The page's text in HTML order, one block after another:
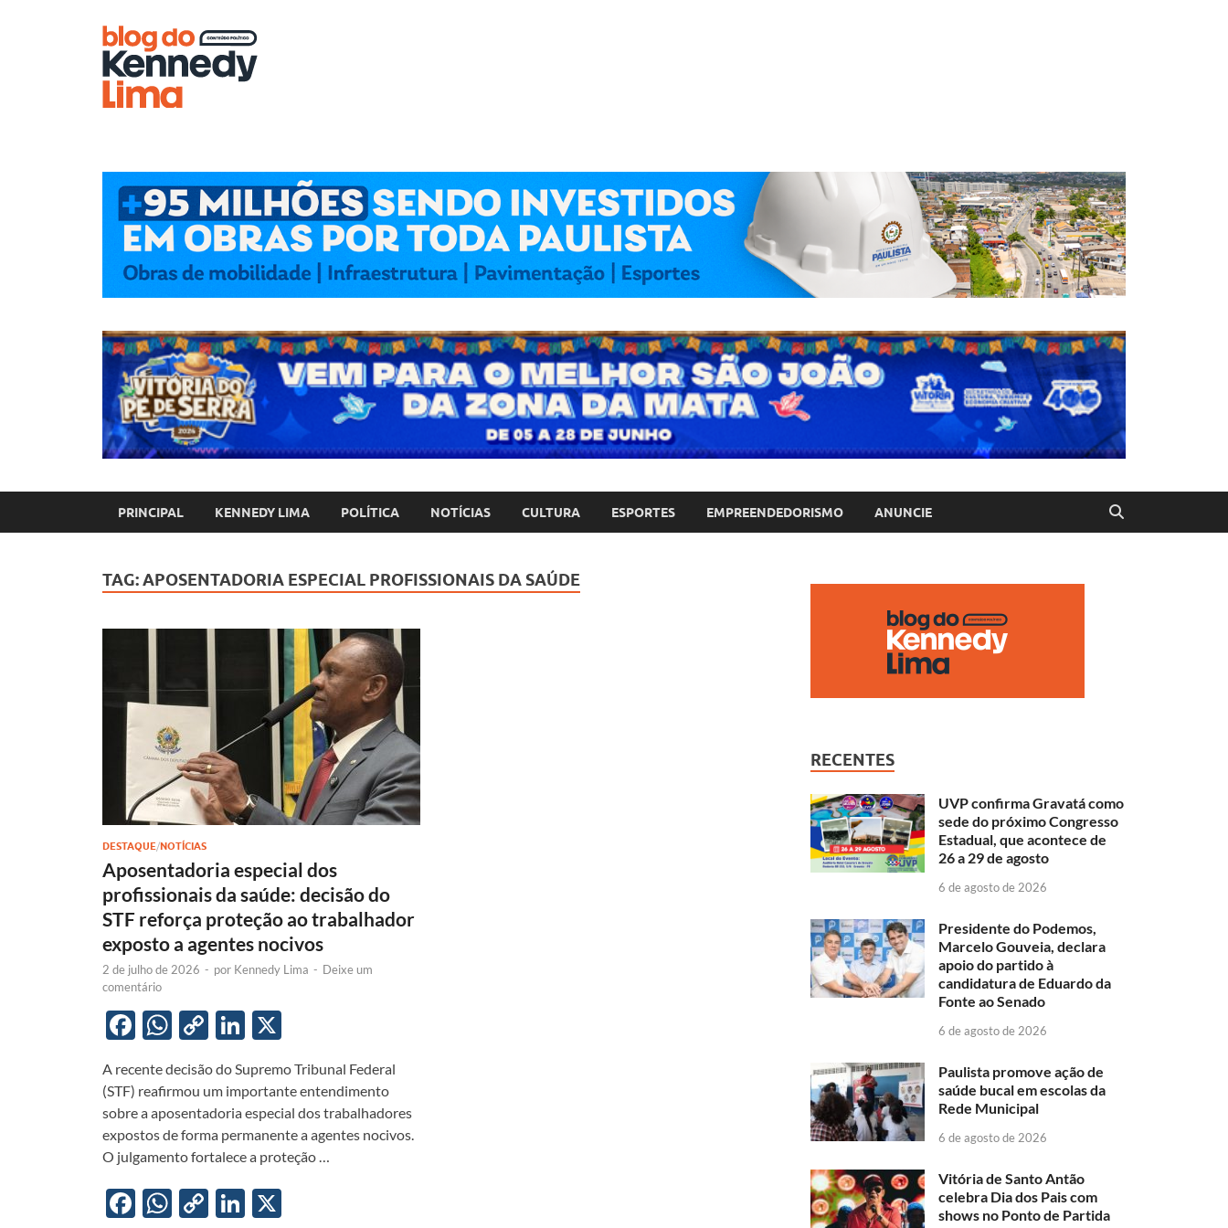
PRINCIPAL KENNEDY LIMA POLÍTICA NOTÍCIAS CULTURA ESPORTES EMPREENDEDORISMO ANUNCIE
TAG:APOSENTADORIA ESPECIAL PROFISSIONAIS DA SAÚDE
DESTAQUE/NOTÍCIAS
Aposentadoria especial dos
profissionais da saúde: decisão do
STF reforça proteção ao trabalhador
exposto a agentes nocivos
2 de julho de 2026 - por Kennedy Lima - Deixe um
comentário
F
e
b
o
o
k
W
at
s
A
p
p
C
p
y
Li
n
k
Li
k
e
dI
n
A recente decisão do Supremo Tribunal Federal
(STF) reafirmou um importante entendimento
sobre a aposentadoria especial dos trabalhadores
expostos de forma permanente a agentes nocivos.
O julgamento fortalece a proteção …
F
W C
Li
RECENTES
UVP confirma Gravatá como
sede do próximo Congresso
Estadual, que acontece de
26 a 29 de agosto
6 de agosto de 2026
Presidente do Podemos,
Marcelo Gouveia, declara
apoio do partido à
candidatura de Eduardo da
Fonte ao Senado
6 de agosto de 2026
Paulista promove ação de
saúde bucal em escolas da
Rede Municipal
6 de agosto de 2026
Vitória de Santo Antão
celebra Dia dos Pais com
shows no Ponto de Partida